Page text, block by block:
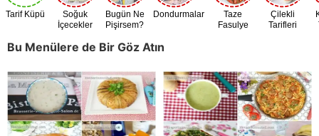
Tarif Küpü
Soğuk
İçecekler
Bugün Ne
Pişirsem?
Dondurmalar
Taze
Fasulye
Çilekli
Tarifleri
Bu Menülere de Bir Göz Atın